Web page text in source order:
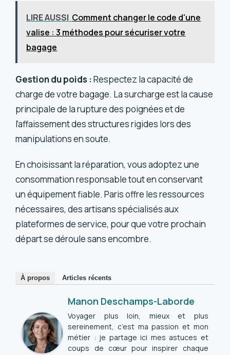
LIRE AUSSI Comment changer le code d'une
valise : 3 méthodes pour sécuriser votre
bagage
Gestion du poids :Respectez la capacité de
charge de votre bagage. La surcharge est la cause
principale de la rupture des poignées et de
l’affaissement des structures rigides lors des
manipulations en soute.
En choisissant la réparation, vous adoptez une
consommation responsable tout en conservant
un équipement fiable. Paris offre les ressources
nécessaires, des artisans spécialisés aux
plateformes de service, pour que votre prochain
départ se déroule sans encombre.
À propos Articles récents
Manon Deschamps-Laborde
Voyager plus loin, mieux et plus
sereinement, c’est ma passion et mon
métier : je partage ici mes astuces et
coups de cœur pour inspirer chaque